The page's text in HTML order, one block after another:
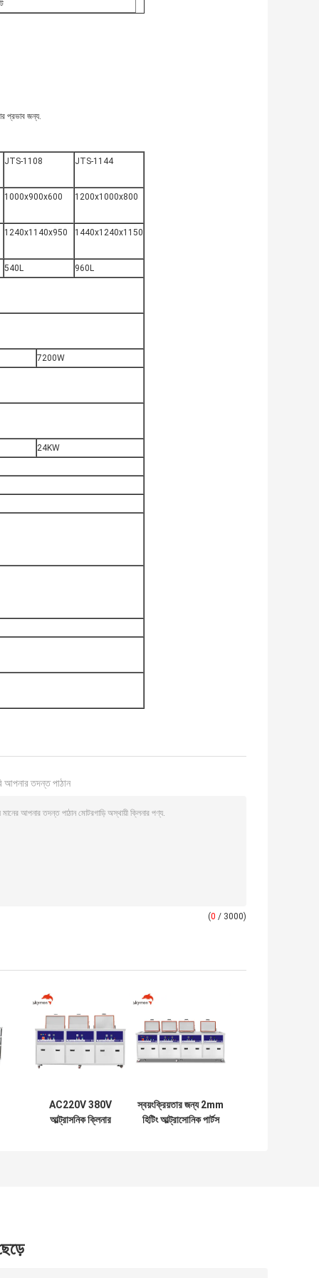
প্রভাব জন্য.
JTS-1108 JTS-1144
1000x900x600 1200x1000x800
1240x1140x950 1440x1240x1150
540L 960L
7200W
24KW
আপনার তদন্ত পাঠান
(0 / 3000)
AC220V 380V
আল্ট্রাসনিক ক্লিনার
স্বয়ংক্রিয়তার জন্য 2mm
হিটিং আল্ট্রাসোনিক পার্টস